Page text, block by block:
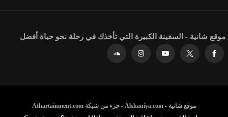
موقع شانية - السفينة الكبيرة التي تأخذك في رحلة نحو حياة أفضل
موقع شانية - Alshaniya.com - جزء من شبكة Athartainment.com